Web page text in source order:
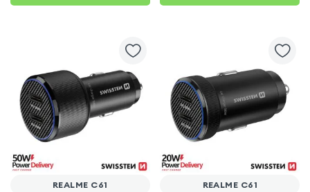
REALME C61 REALME C61